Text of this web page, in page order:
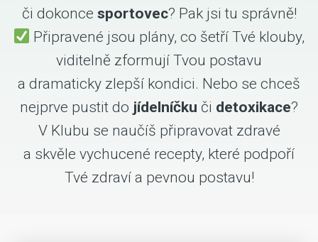
či dokonce sportovec? Pak jsi tu správně!
Připravené jsou plány, co šetří Tvé klouby,
viditelně zformují Tvou postavu
a dramaticky zlepší kondici. Nebo se chceš
nejprve pustit do jídelníčku či detoxikace?
V Klubu se naučíš připravovat zdravé
a skvěle vychucené recepty, které podpoří
Tvé zdraví a pevnou postavu!